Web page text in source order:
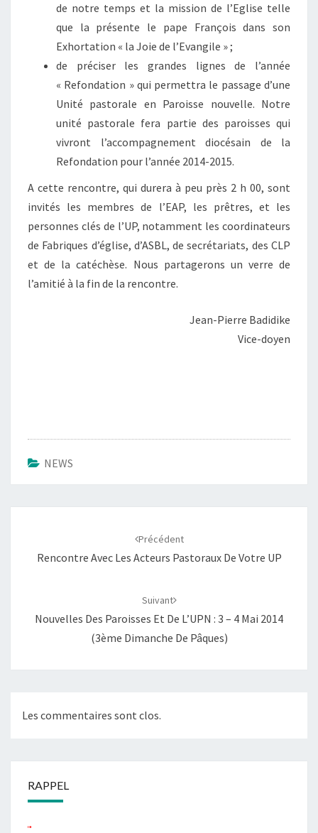
de notre temps et la mission de l’Eglise telle
que la présente le pape François dans son
Exhortation « la Joie de l’Evangile » ;
de préciser les grandes lignes de l’année
« Refondation » qui permettra le passage d’une
Unité pastorale en Paroisse nouvelle. Notre
unité pastorale fera partie des paroisses qui
vivront l’accompagnement diocésain de la
Refondation pour l’année 2014-2015.
A cette rencontre, qui durera à peu près 2 h 00, sont
invités les membres de l’EAP, les prêtres, et les
personnes clés de l’UP, notamment les coordinateurs
de Fabriques d’église, d’ASBL, de secrétariats, des CLP
et de la catéchèse. Nous partagerons un verre de
l’amitié à la fin de la rencontre.
Jean-Pierre Badidike
Vice-doyen
NEWS
Précédent
Rencontre Avec Les Acteurs Pastoraux De Votre UP
Suivant
Nouvelles Des Paroisses Et De L’UPN : 3 – 4 Mai 2014
(3ème Dimanche De Pâques)
Les commentaires sont clos.
RAPPEL